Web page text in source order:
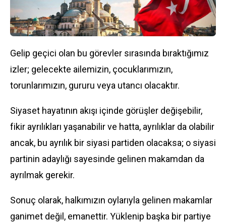
Gelip geçici olan bu görevler sırasında bıraktığımız
izler; gelecekte ailemizin, çocuklarımızın,
torunlarımızın, gururu veya utancı olacaktır.
Siyaset hayatının akışı içinde görüşler değişebilir,
fikir ayrılıkları yaşanabilir ve hatta, ayrılıklar da olabilir
ancak, bu ayrılık bir siyasi partiden olacaksa; o siyasi
partinin adaylığı sayesinde gelinen makamdan da
ayrılmak gerekir.
Sonuç olarak, halkımızın oylarıyla gelinen makamlar
ganimet değil, emanettir. Yüklenip başka bir partiye